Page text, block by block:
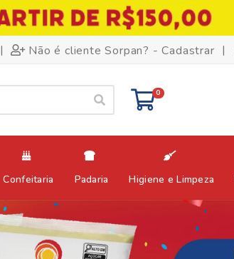
| Não é cliente Sorpan? - Cadastrar |
0
Confeitaria Padaria Higiene e Limpeza